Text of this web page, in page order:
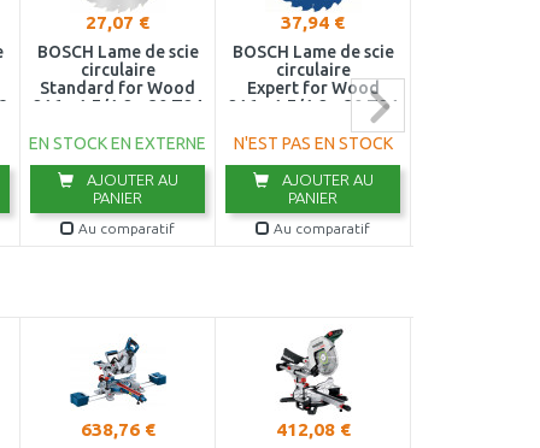
27,07 €
BOSCH Lame de scie
circulaire
Standard for Wood
216 x 1,7/1,2 x 30 T24
EN STOCK EN EXTERNE
AJOUTER AU
PANIER
Au comparatif
37,94 €
BOSCH Lame de scie
circulaire
Expert for Wood
216 x 1,7/1,2 x 30 T24
N'EST PAS EN STOCK
AJOUTER AU
PANIER
Au comparatif
638,76 € 412,08 €